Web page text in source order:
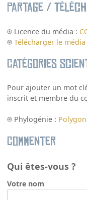
Partage /
Licence du média :
Télécharger le média
Catégories
Pour ajouter un mot
inscrit et membre du
Phylogénie :
Commenter
Qui êtes-vous ?
Votre nom